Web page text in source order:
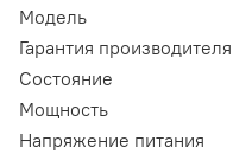
Модель
Гарантия производителя
Состояние
Мощность
Напряжение питания